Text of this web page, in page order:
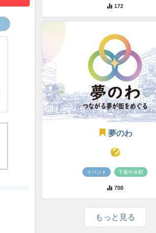
172
夢のわ
イベント 千葉中央駅
708
もっと見る